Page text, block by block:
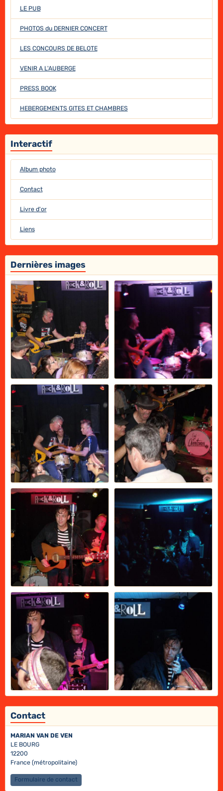
LE PUB
PHOTOS du DERNIER CONCERT
LES CONCOURS DE BELOTE
VENIR A L'AUBERGE
PRESS BOOK
HEBERGEMENTS GITES ET CHAMBRES
Interactif
Album photo
Contact
Livre d'or
Liens
Dernières images
Contact
MARIAN VAN DE VEN
LE BOURG
12200
France (métropolitaine)
Formulaire de contact